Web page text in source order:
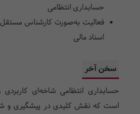
حسابداری انتظامی
فعالیت به‌صورت کارشناس مستقل
اسناد مالی
سخن آخر
حسابداری انتظامی شاخه‌ای
است که نقش کلیدی در پیشگیری و